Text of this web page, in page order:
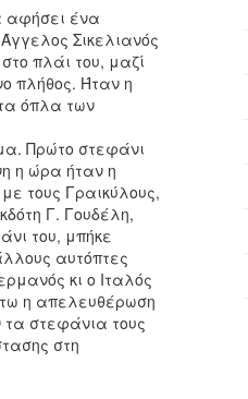
αφήσει ένα
Σικελιανός
πλάι του, μαζί
πλήθος. Ήταν η
όπλα των
Πρώτο στεφάνι
η ώρα ήταν η
τους Γραικύλους,
Γ. Γουδέλη,
του, μπήκε
αυτόπτες
κι ο Ιταλός
η απελευθέρωση
στεφάνια τους
στη